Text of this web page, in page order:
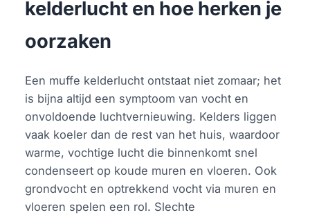
kelderlucht en hoe herken je
oorzaken
Een muffe kelderlucht ontstaat niet zomaar; het
is bijna altijd een symptoom van vocht en
onvoldoende luchtvernieuwing. Kelders liggen
vaak koeler dan de rest van het huis, waardoor
warme, vochtige lucht die binnenkomt snel
condenseert op koude muren en vloeren. Ook
grondvocht en optrekkend vocht via muren en
vloeren spelen een rol. Slechte